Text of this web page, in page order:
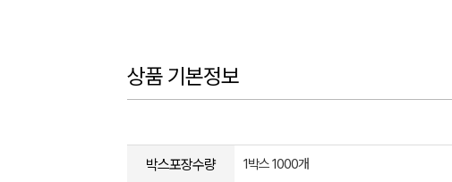
상품 기본정보
박스포장수량 1박스 1000개